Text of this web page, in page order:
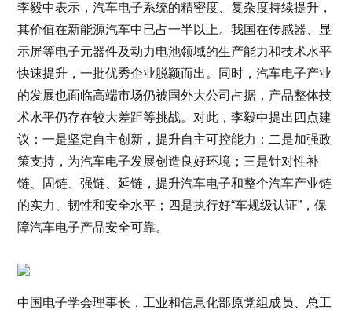
李毅中表示，汽车电子系统的精密度、复杂度持续提升，
其价值在新能源汽车中已占一半以上。我国在传感器、显
示屏等电子元器件及动力电池领域的生产能力和技术水平
快速提升，一批优秀企业脱颖而出。同时，汽车电子产业
的发展也面临高端市场仍被国外大公司占据，产品整体技
术水平仍存在较大差距等挑战。对此，李毅中提出四点建
议：一是坚定自主创新，提升自主可控能力；二是加强政
策支持，为汽车电子发展创造良好环境；三是针对性补
链、固链、强链、延链，提升汽车电子和整个汽车产业链
的实力、韧性和安全水平；四是执行好“车规级认证”，保
障汽车电子产品安全可靠。
中国电子学会理事长，工业和信息化部原党组成员、总工